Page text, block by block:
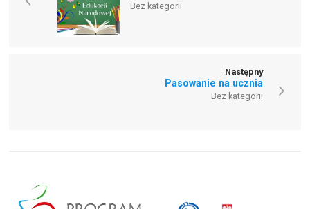
Bez kategorii
Następny
Pasowanie na ucznia
Bez kategorii